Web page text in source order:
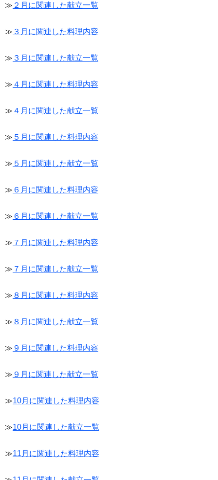
≫ ２月に関連した献立一覧
≫ ３月に関連した料理内容
≫ ３月に関連した献立一覧
≫ ４月に関連した料理内容
≫ ４月に関連した献立一覧
≫ ５月に関連した料理内容
≫ ５月に関連した献立一覧
≫ ６月に関連した料理内容
≫ ６月に関連した献立一覧
≫ ７月に関連した料理内容
≫ ７月に関連した献立一覧
≫ ８月に関連した料理内容
≫ ８月に関連した献立一覧
≫ ９月に関連した料理内容
≫ ９月に関連した献立一覧
≫10月に関連した料理内容
≫10月に関連した献立一覧
≫11月に関連した料理内容